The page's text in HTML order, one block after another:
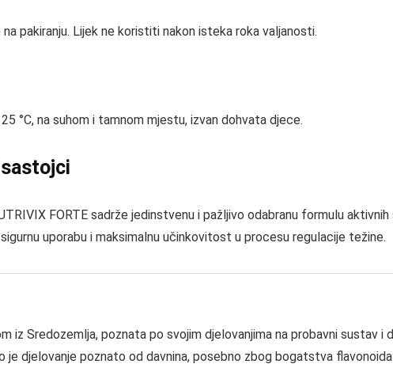
pakiranju. Lijek ne koristiti nakon isteka roka valjanosti.
°C, na suhom i tamnom mjestu, izvan dohvata djece.
FORTE sadrže jedinstvenu i pažljivo odabranu formulu
uporabu i maksimalnu učinkovitost u procesu regulacije težine.
iz Sredozemlja, poznata po svojim djelovanjima na probavni sustav
je djelovanje poznato od davnina, posebno zbog bogatstva